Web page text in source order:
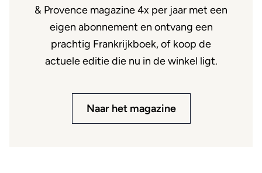
& Provence magazine 4x per jaar met een
eigen abonnement en ontvang een
prachtig Frankrijkboek, of koop de
actuele editie die nu in de winkel ligt.
Naar het magazine